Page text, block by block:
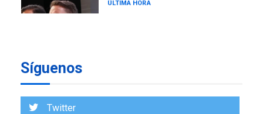
asegura Gustavo Duque
1
Síguenos
Twitter